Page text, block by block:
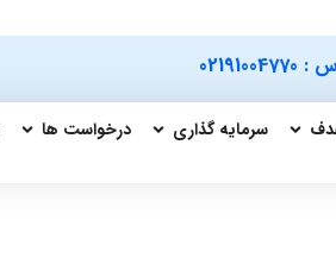
:
02191004770
سرمایه گذاری درخواست ها